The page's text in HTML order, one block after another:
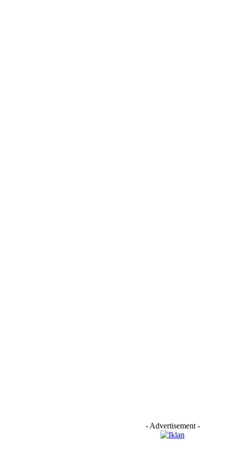
- Advertisement -